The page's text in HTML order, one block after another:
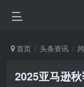
首页 头条资讯
2025亚马逊